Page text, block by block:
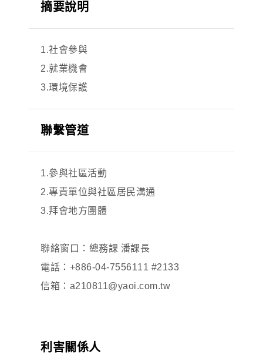
摘要說明
1.社會參與
2.就業機會
3.環境保護
聯繫管道
1.參與社區活動
2.專責單位與社區居民溝通
3.拜會地方團體
聯絡窗口：總務課 潘課長
電話：+886-04-7556111 #2133
信箱：a210811@yaoi.com.tw
利害關係人